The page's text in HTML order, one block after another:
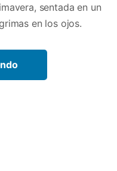
sentada en un
en los ojos.